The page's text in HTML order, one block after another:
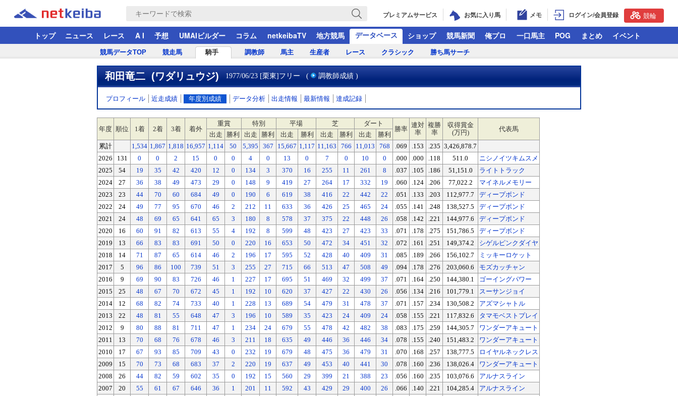
プレミアムサービス お気に入り馬 メモ ログイン/会員登録 競輪
トップ ニュース レース A I 予想 UMAIビルダー コラム netkeibaTV 地方競馬 データベース ショップ 競馬新聞 俺プロ 一口馬主 POG まとめ イベント
競馬データTOP 競走馬 騎手 調教師 馬主 生産者 レース クラシック 勝ち馬サーチ
和田竜二 (ワダリュウジ) 1977/06/23 [栗東]フリー ( 調教師成績 )
プロフィール 近走成績 年度別成績 データ分析 出走情報 最新情報 達成記録
年度 順位 1着 2着 3着 着外
重賞 特別 平場 芝 ダート
勝率
連対
率
複勝
率
収得賞金
(万円)
代表馬
出走 勝利 出走 勝利 出走 勝利 出走 勝利 出走
勝利
累計
1,534 1,867 1,818 16,957 1,114 50 5,395 367 15,667 1,117 11,163 766 11,013 768 .069 .153 .235 3,426,878.7
2026
131 0 0 2 15 0 0 4 0 13 0 7 0 10 0 .000 .000 .118 511.0
ニシノイツキムスメ
2025
54 19 35 42 420 12 0 134 3 370 16 255 11 261 8 .037 .105 .186 51,151.0
ライトトラック
2024
27 36 38 49 473 29 0 148 9 419 27 264 17 332 19 .060 .124 .206 77,022.2
マイネルメモリー
2023
23 44 70 60 684 49 0 190 6 619 38 416 22 442 22 .051 .133 .203 112,977.7
ディープボンド
2022
24 49 77 95 670 46 2 212 11 633 36 426 25 465 24 .055 .141 .248 138,527.5
ディープボンド
2021
24 48 69 65 641 65 3 180 8 578 37 375 22 448 26 .058 .142 .221 144,977.6
ディープボンド
2020
16 60 91 82 613 55 4 192 8 599 48 423 27 423 33 .071 .178 .275 151,786.5
ディープボンド
2019
13 66 83 83 691 50 0 220 16 653 50 472 34 451 32 .072 .161 .251 149,374.2
シゲルピンクダイヤ
2018
14 71 87 65 614 46 2 196 17 595 52 428 40 409 31 .085 .189 .266 156,102.7
ミッキーロケット
2017
5 96 86 100 739 51 3 255 27 715 66 513 47 508 49 .094 .178 .276 203,060.6
モズカッチャン
2016
9 69 90 83 726 46 1 227 17 695 51 469 32 499 37 .071 .164 .250 144,380.1
ゴーイングパワー
2015
25 48 67 70 672 45 1 192 10 620 37 427 22 430 26 .056 .134 .216 101,779.1
スーサンジョイ
2014
12 68 82 74 733 40 1 228 13 689 54 479 31 478 37 .071 .157 .234 130,508.2
アズマシャトル
2013
22 48 81 55 648 47 3 196 10 589 35 423 24 409 24 .058 .155 .221 117,832.6
タマモベストプレイ
2012
9 80 88 81 711 47 1 234 24 679 55 478 42 482 38 .083 .175 .259 144,305.7
ワンダーアキュート
2011
13 70 68 76 678 46 3 211 18 635 49 446 36 446 34 .078 .155 .240 151,483.2
ワンダーアキュート
2010
17 67 93 85 709 43 0 232 19 679 48 475 36 479 31 .070 .168 .257 138,777.5
ロイヤルネックレス
2009
15 70 73 68 683 37 2 220 19 637 49 453 40 441 30 .078 .160 .236 138,026.4
ワンダーアキュート
2008
26 44 82 59 602 35 0 192 15 560 29 399 21 388 23 .056 .160 .235 103,076.6
アルナスライン
2007
20 55 61 67 646 36 1 201 11 592 43 429 29 400 26 .066 .140 .221 104,285.4
アルナスライン